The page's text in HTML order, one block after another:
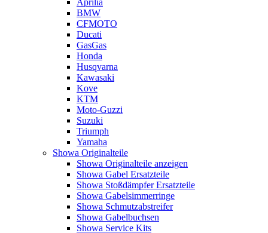
Aprilia
BMW
CFMOTO
Ducati
GasGas
Honda
Husqvarna
Kawasaki
Kove
KTM
Moto-Guzzi
Suzuki
Triumph
Yamaha
Showa Originalteile
Showa Originalteile anzeigen
Showa Gabel Ersatzteile
Showa Stoßdämpfer Ersatzteile
Showa Gabelsimmerringe
Showa Schmutzabstreifer
Showa Gabelbuchsen
Showa Service Kits